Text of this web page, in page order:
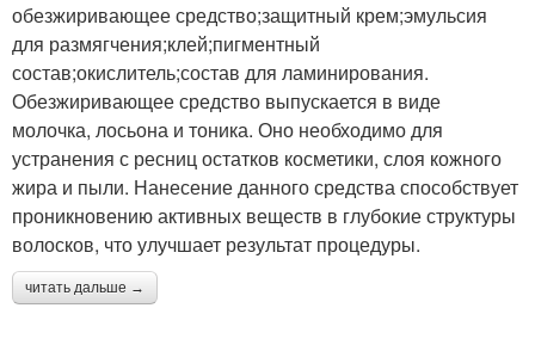
обезжиривающее средство;защитный крем;эмульсия
для размягчения;клей;пигментный
состав;окислитель;состав для ламинирования.
Обезжиривающее средство выпускается в виде
молочка, лосьона и тоника. Оно необходимо для
устранения с ресниц остатков косметики, слоя кожного
жира и пыли. Нанесение данного средства способствует
проникновению активных веществ в глубокие структуры
волосков, что улучшает результат процедуры.
читать дальше →